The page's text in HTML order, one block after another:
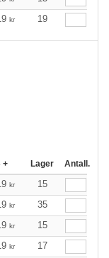
kr 19
+ Lager Antall.
kr
15
kr
35
kr
15
kr
17